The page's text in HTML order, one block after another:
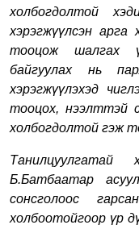
холбогдолтой
хэрэгжүүлсэн
тооцож шалгах
байгуулах нь
хэрэгжүүлэхэд
тооцох, нээлттэй
холбогдолтой гэж
Танилцуулгатай
Б.Батбаатар
сонсголоос
холбоотойгоор үр